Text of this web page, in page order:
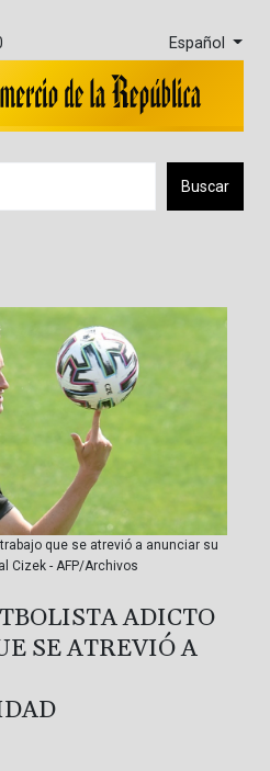
Español
Buscar
que se atrevió a anunciar su
Cizek - AFP/Archivos
ADICTO
SE ATREVIÓ A